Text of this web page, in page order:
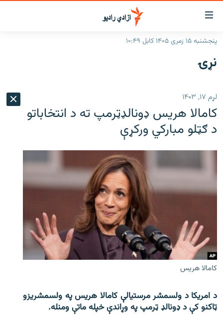
د
لاسرسۍ
وړ
لېنکونه
اصلي
ته
ورتلل
اصلي
مېنو
ورتلل
لټون
ته
راپورونه
سیمه
منځنی ختیځ
افغانستان
نړۍ
د خپرونو جدول
مرکې
د کډوالۍ بحران
اړیکه
دري پاڼه
Azadi English
راسره ملګري شئ
پنجشنبه ۱۵ زمری ۱۴۰۵ کابل ۱۰:۴۹
نړۍ
لړم ۱۷, ۱۴۰۳
کامالا هريس ډونالډټرمپ ته د انتخاباتو
د ګټلو مبارکي ورکړې
کامالا هريس
د امریکا د ولسمشر مرستیالې کامالا هریس په ولسمشریزو
ټاکنو کې د ډونالډ ټرمپ په وړاندې خپله ماتې ومنله.